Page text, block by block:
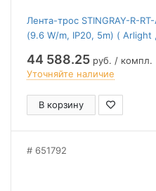
Лента-трос STINGRAY-R-
(9.6 W/m, IP20, 5m) ( Arlight
44 588.25 руб. / компл.
Уточняйте наличие
В корзину
651792